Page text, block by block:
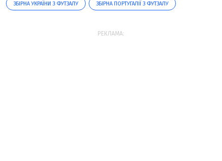
ЗБІРНА УКРАЇНИ З ФУТЗАЛУ ЗБІРНА ПОРТУГАЛІЇ З ФУТЗАЛУ
РЕКЛАМА: